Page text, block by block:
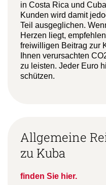
in Costa Rica und
Kunden wird damit
Teil ausgeglichen.
Herzen liegt,
freiwilligen Beitrag zur
Ihnen verursachten
zu leisten. Jeder Euro
schützen.
Allgemeine
zu Kuba
finden Sie hier.